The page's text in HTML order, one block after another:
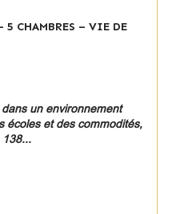
5 CHAMBRES – VIE DE
un environnement
écoles et des commodités,
138...